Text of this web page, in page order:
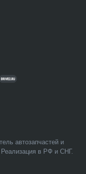
автозапчастей и
в РФ и СНГ.